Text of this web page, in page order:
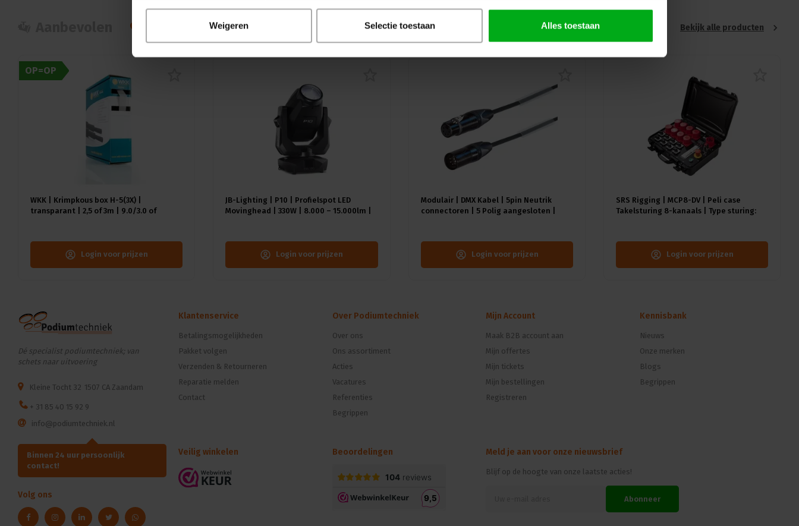
Weigeren Selectie toestaan Alles toestaan
Nieuw Bekijk alle producten
OP=OP
WKK | Krimpkous box H-5(3X) |
transparant | 2,5 of 3m | 9.0/3.0 of
Login voor prijzen
JB-Lighting | P10 | Profielspot LED
Movinghead | 330W | 8.000 – 15.000lm |
Login voor prijzen
Modulair | DMX Kabel | 5pin Neutrik
connectoren | 5 Polig aangesloten |
Login voor prijzen
SRS Rigging | MCP8-DV | Peli case
Takelsturing 8-kanaals | Type sturing:
Login voor prijzen
Dé specialist podiumtechniek; van
schets naar uitvoering
Kleine Tocht 32 1507 CA Zaandam
+ 31 85 40 15 92 9
info@podiumtechniek.nl
Binnen 24 uur persoonlijk
contact!
Volg ons
Klantenservice
Betalingsmogelijkheden
Pakket volgen
Verzenden & Retourneren
Reparatie melden
Contact
Over Podiumtechniek
Over ons
Ons assortiment
Acties
Vacatures
Referenties
Begrippen
Mijn Account
Maak B2B account aan
Mijn offertes
Mijn tickets
Mijn bestellingen
Registreren
Kennisbank
Nieuws
Onze merken
Blogs
Begrippen
Veilig winkelen Beoordelingen Meld je aan voor onze nieuwsbrief
Blijf op de hoogte van onze laatste acties!
Abonneer